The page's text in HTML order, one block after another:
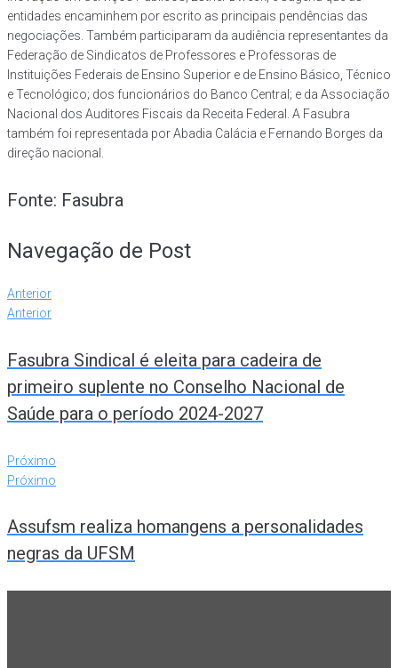
entidades encaminhem por escrito as principais pendências das
negociações. Também participaram da audiência representantes da
Federação de Sindicatos de Professores e Professoras de
Instituições Federais de Ensino Superior e de Ensino Básico, Técnico
e Tecnológico; dos funcionários do Banco Central; e da Associação
Nacional dos Auditores Fiscais da Receita Federal. A Fasubra
também foi representada por Abadia Calácia e Fernando Borges da
direção nacional.
Fonte: Fasubra
Navegação de Post
Anterior
Anterior
Fasubra Sindical é eleita para cadeira de
primeiro suplente no Conselho Nacional de
Saúde para o período 2024-2027
Próximo
Próximo
Assufsm realiza homangens a personalidades
negras da UFSM